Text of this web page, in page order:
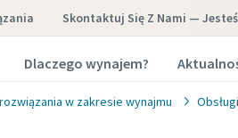
Skontaktuj Się Z Nami —
Dlaczego wynajem?
w zakresie wynajmu